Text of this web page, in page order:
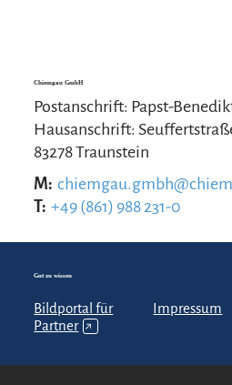
Chiemgau GmbH
Postanschrift: Papst-
Hausanschrift:
83278 Traunstein
M:
T: +49 (861) 988 231-0
Gut zu wissen
Bildportal für
Partner ↗
Impressum